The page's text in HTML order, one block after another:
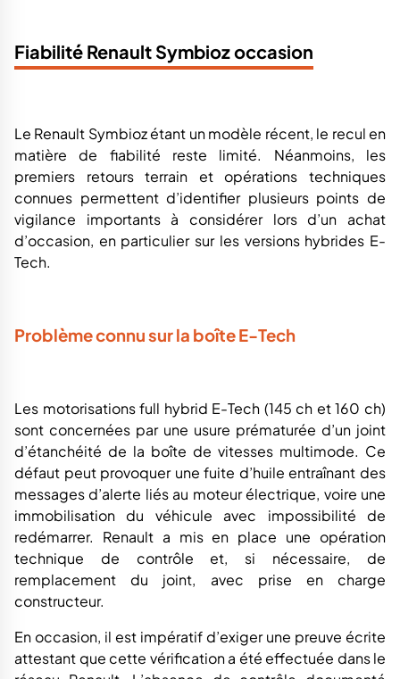
Fiabilité Renault Symbioz occasion
Le Renault Symbioz étant un modèle récent, le recul en
matière de fiabilité reste limité. Néanmoins, les
premiers retours terrain et opérations techniques
connues permettent d’identifier plusieurs points de
vigilance importants à considérer lors d’un achat
d’occasion, en particulier sur les versions hybrides E-
Tech.
Problème connu sur la boîte E-Tech
Les motorisations full hybrid E-Tech (145 ch et 160 ch)
sont concernées par une usure prématurée d’un joint
d’étanchéité de la boîte de vitesses multimode. Ce
défaut peut provoquer une fuite d’huile entraînant des
messages d’alerte liés au moteur électrique, voire une
immobilisation du véhicule avec impossibilité de
redémarrer. Renault a mis en place une opération
technique de contrôle et, si nécessaire, de
remplacement du joint, avec prise en charge
constructeur.
En occasion, il est impératif d’exiger une preuve écrite
attestant que cette vérification a été effectuée dans le